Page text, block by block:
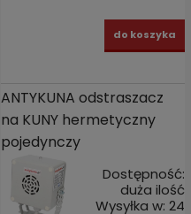
do koszyka
ANTYKUNA odstraszacz
na KUNY hermetyczny
pojedynczy
Dostępność:
duża ilość
Wysyłka w: 24